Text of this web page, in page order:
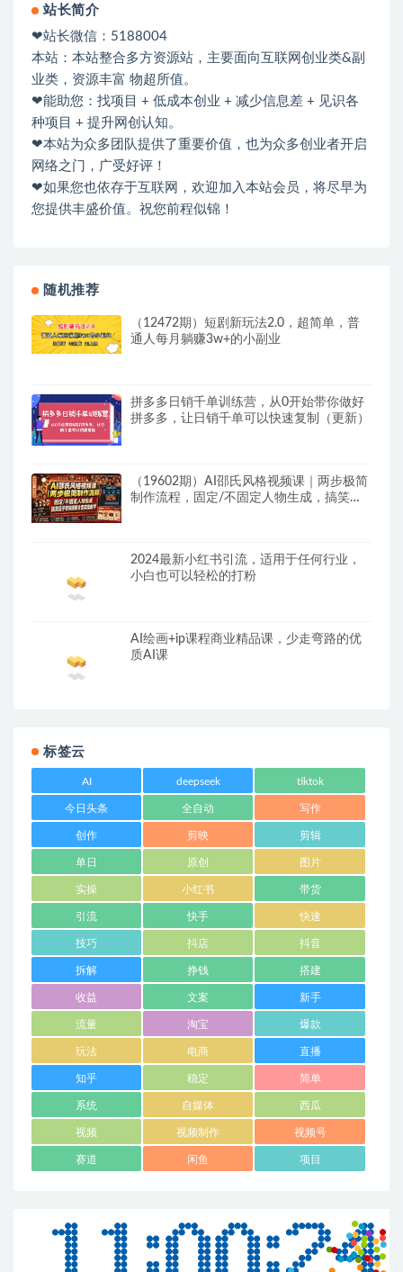
站长简介
❤站长微信：5188004
本站：本站整合多方资源站，主要面向互联网创业类&副
业类，资源丰富 物超所值。
❤能助您：找项目 + 低成本创业 + 减少信息差 + 见识各
种项目 + 提升网创认知。
❤本站为众多团队提供了重要价值，也为众多创业者开启
网络之门，广受好评！
❤如果您也依存于互联网，欢迎加入本站会员，将尽早为
您提供丰盛价值。祝您前程似锦！
随机推荐
（12472期）短剧新玩法2.0，超简单，普
通人每月躺赚3w+的小副业
拼多多日销千单训练营，从0开始带你做好
拼多多，让日销千单可以快速复制（更新）
（19602期）AI邵氏风格视频课｜两步极简
制作流程，固定/不固定人物生成，搞笑段
2024最新小红书引流，适用于任何行业，
小白也可以轻松的打粉
AI绘画+ip课程商业精品课，少走弯路的优
质AI课
标签云
AI deepseek tiktok
今日头条 全自动 写作
创作 剪映 剪辑
单日 原创 图片
实操 小红书 带货
引流 快手 快速
技巧 抖店 抖音
拆解 挣钱 搭建
收益 文案 新手
流量 淘宝 爆款
玩法 电商 直播
知乎 稳定 简单
系统 自媒体 西瓜
视频 视频制作 视频号
赛道 闲鱼 项目